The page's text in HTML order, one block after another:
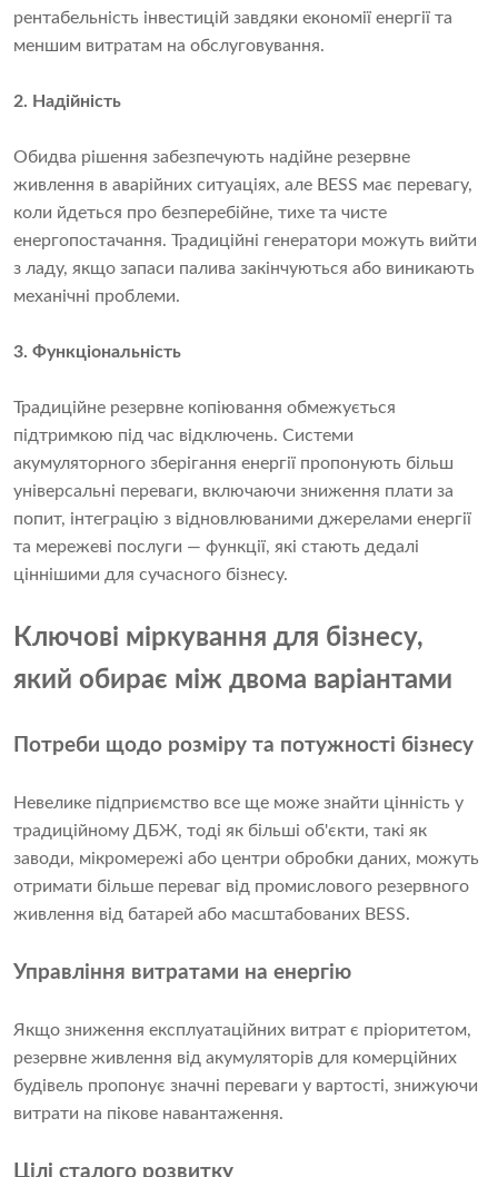
рентабельність інвестицій завдяки економії енергії та
меншим витратам на обслуговування.
2. Надійність
Обидва рішення забезпечують надійне резервне
живлення в аварійних ситуаціях, але BESS має перевагу,
коли йдеться про безперебійне, тихе та чисте
енергопостачання. Традиційні генератори можуть вийти
з ладу, якщо запаси палива закінчуються або виникають
механічні проблеми.
3. Функціональність
Традиційне резервне копіювання обмежується
підтримкою під час відключень. Системи
акумуляторного зберігання енергії пропонують більш
універсальні переваги, включаючи зниження плати за
попит, інтеграцію з відновлюваними джерелами енергії
та мережеві послуги — функції, які стають дедалі
ціннішими для сучасного бізнесу.
Ключові міркування для бізнесу,
який обирає між двома варіантами
Потреби щодо розміру та потужності бізнесу
Невелике підприємство все ще може знайти цінність у
традиційному ДБЖ, тоді як більші об'єкти, такі як
заводи, мікромережі або центри обробки даних, можуть
отримати більше переваг від промислового резервного
живлення від батарей або масштабованих BESS.
Управління витратами на енергію
Якщо зниження експлуатаційних витрат є пріоритетом,
резервне живлення від акумуляторів для комерційних
будівель пропонує значні переваги у вартості, знижуючи
витрати на пікове навантаження.
Цілі сталого розвитку